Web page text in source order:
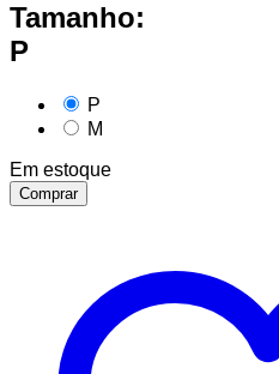
Tamanho:
P
P
M
Em estoque
Comprar